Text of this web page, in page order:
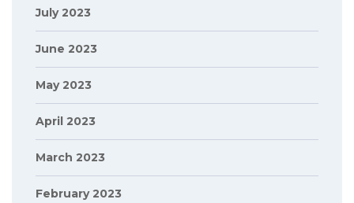
July 2023
June 2023
May 2023
April 2023
March 2023
February 2023